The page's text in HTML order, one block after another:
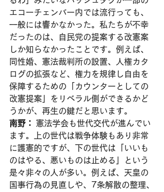
エコーチェンバー内では流行っても、
一般には響かなかった。私たちが不幸
だったのは、自民党の提案する改憲案
しか知らなかったことです。例えば、
同性婚、憲法裁判所の設置、人権カタ
ログの拡張など、権力を規律し自由を
保障するための「カウンターとしての
改憲提案」をリベラル側ができるかど
うかが、再生の鍵だと思います。
南野：
憲法学会も世代交代が進んでい
ます。上の世代は戦争体験もあり非常
に護憲的ですが、下の世代は「いいも
のはやる、悪いものは止める」という
是々非々の人が多い。例えば、天皇の
国事行為の見直しや、7条解散の整理、